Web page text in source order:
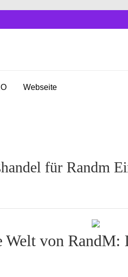
Webseite
für Randm
Welt von RandM: